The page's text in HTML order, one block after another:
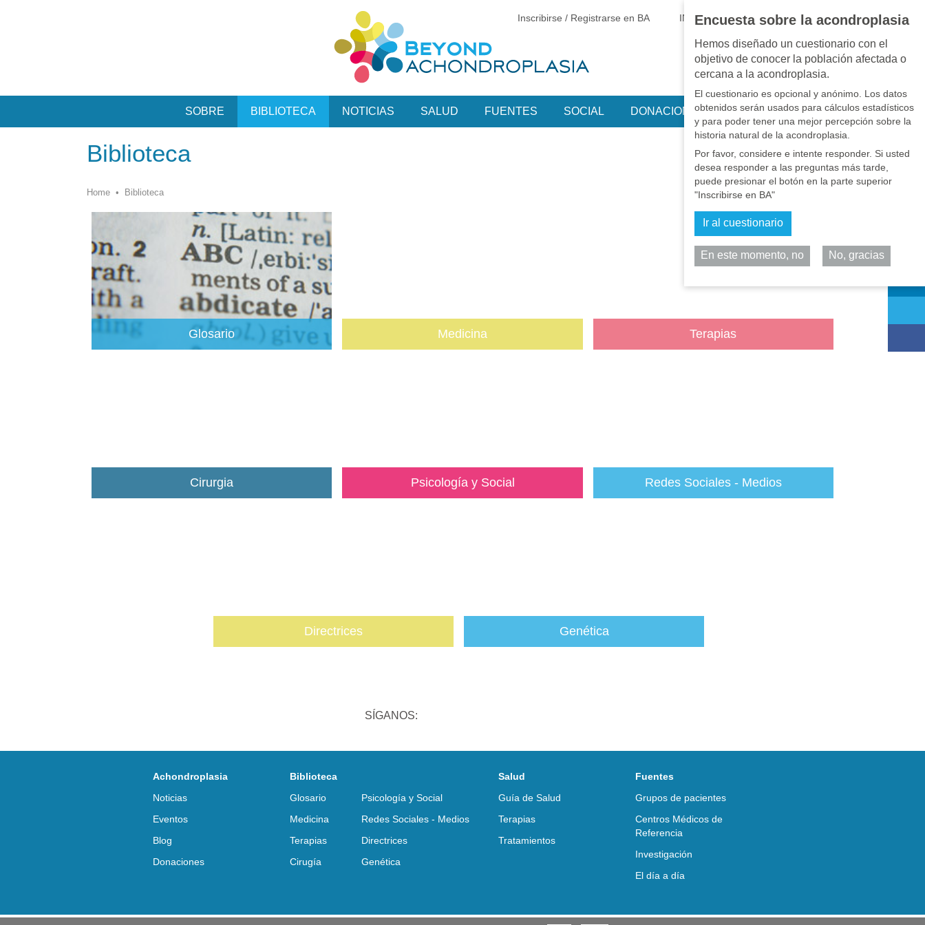
Encuesta sobre la acondroplasia
Hemos diseñado un cuestionario con el
objetivo de conocer la población afectada o
cercana a la acondroplasia.
El cuestionario es opcional y anónimo. Los datos
obtenidos serán usados para cálculos estadísticos
y para poder tener una mejor percepción sobre la
historia natural de la acondroplasia.
Por favor, considere e intente responder. Si usted
desea responder a las preguntas más tarde,
puede presionar el botón en la parte superior
"Inscribirse en BA"
Ir al cuestionario
En este momento, no No, gracias
Inscribirse / Registrarse en BA INICIAR SESIÓN EN • PT • ES • RU
SOBRE BIBLIOTECA NOTICIAS SALUD FUENTES SOCIAL DONACIONES
Biblioteca
Home • Biblioteca
Glosario Medicina Terapias
Cirurgia Psicología y Social Redes Sociales - Medios
Directrices Genética
SÍGANOS:
Achondroplasia
Noticias
Eventos
Blog
Donaciones
Biblioteca
Glosario
Medicina
Terapias
Cirugía
Psicología y Social
Redes Sociales - Medios
Directrices
Genética
Salud
Guía de Salud
Terapias
Tratamientos
Fuentes
Grupos de pacientes
Centros Médicos de
Referencia
Investigación
El día a día